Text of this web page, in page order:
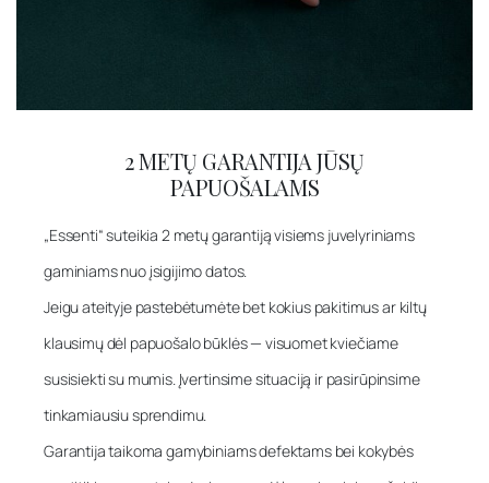
2 METŲ GARANTIJA JŪSŲ
PAPUOŠALAMS
„Essenti“ suteikia 2 metų garantiją visiems juvelyriniams
gaminiams nuo įsigijimo datos.
Jeigu ateityje pastebėtumėte bet kokius pakitimus ar kiltų
klausimų dėl papuošalo būklės — visuomet kviečiame
susisiekti su mumis. Įvertinsime situaciją ir pasirūpinsime
tinkamiausiu sprendimu.
Garantija taikoma gamybiniams defektams bei kokybės